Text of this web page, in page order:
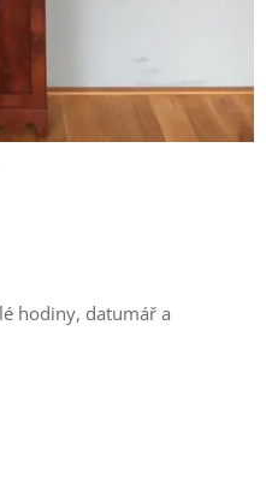
hodiny, datumář a